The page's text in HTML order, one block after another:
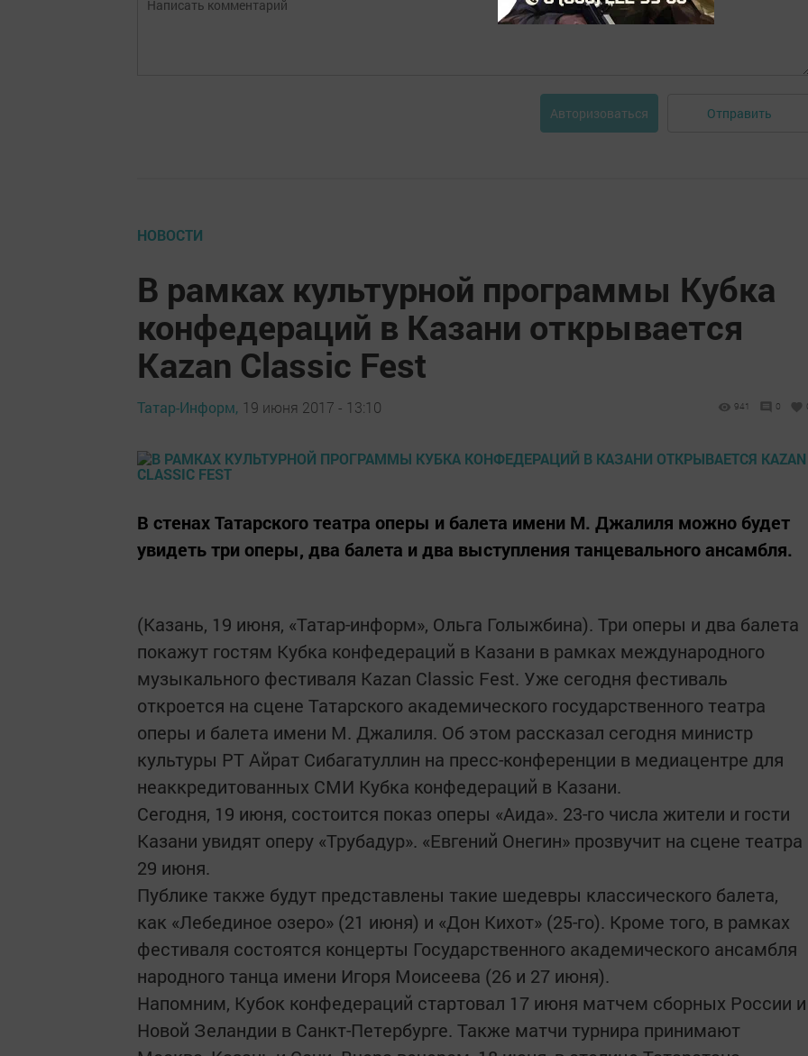
Авторизоваться Отправить
НОВОСТИ
В рамках культурной программы Кубка
конфедераций в Казани открывается
Kazan Classic Fest
Татар-Информ, 19 июня 2017 - 13:10 941 0
В стенах Татарского театра оперы и балета имени М. Джалиля можно будет
увидеть три оперы, два балета и два выступления танцевального ансамбля.
(Казань, 19 июня, «Татар-информ», Ольга Голыжбина). Три оперы и два балета
покажут гостям Кубка конфедераций в Казани в рамках международного
музыкального фестиваля Kazan Classic Fest. Уже сегодня фестиваль
откроется на сцене Татарского академического государственного театра
оперы и балета имени М. Джалиля. Об этом рассказал сегодня министр
культуры РТ Айрат Сибагатуллин на пресс-конференции в медиацентре для
неаккредитованных СМИ Кубка конфедераций в Казани.
Сегодня, 19 июня, состоится показ оперы «Аида». 23-го числа жители и гости
Казани увидят оперу «Трубадур». «Евгений Онегин» прозвучит на сцене театра
29 июня.
Публике также будут представлены такие шедевры классического балета,
как «Лебединое озеро» (21 июня) и «Дон Кихот» (25-го). Кроме того, в рамках
фестиваля состоятся концерты Государственного академического ансамбля
народного танца имени Игоря Моисеева (26 и 27 июня).
Напомним, Кубок конфедераций стартовал 17 июня матчем сборных России и
Новой Зеландии в Санкт-Петербурге. Также матчи турнира принимают